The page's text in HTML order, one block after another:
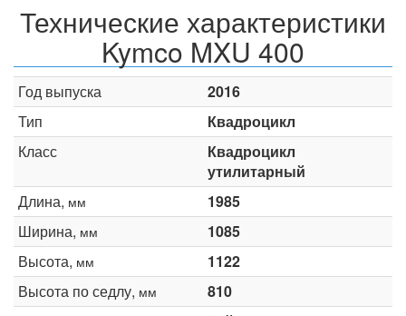
Технические характеристики
Kymco MXU 400
Год выпуска
2016
Тип
Квадроцикл
Класс
Квадроцикл
утилитарный
Длина, мм
1985
Ширина, мм
1085
Высота, мм
1122
Высота по седлу, мм
810